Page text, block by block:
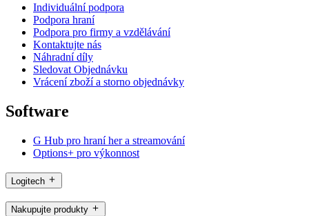
Individuální podpora
Podpora hraní
Podpora pro firmy a vzdělávání
Kontaktujte nás
Náhradní díly
Sledovat Objednávku
Vrácení zboží a storno objednávky
Software
G Hub pro hraní her a streamování
Options+ pro výkonnost
Logitech
Nakupujte produkty